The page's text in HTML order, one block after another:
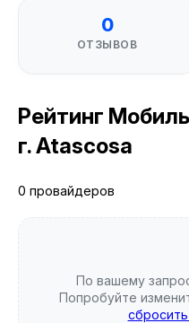
0
ОТЗЫВОВ
Рейтинг
г. Atascosa
0 провайдеров
По вашему
Попробуйте